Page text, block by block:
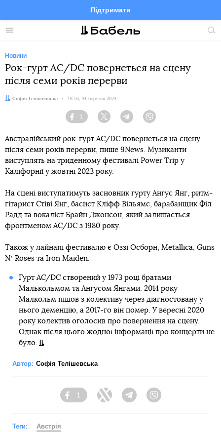
Меню
Підтримати
FacebookTelegramTwitter
Новини
Рок-гурт AC/DC повернеться на сцену
після семи років перерви
Автор:
Софія Телішевська Дата:
18:56, 31 березня 2023
Facebook
1
Twitter TelegramViber
Австралійський рок-гурт AC/DC повернеться на сцену
після семи років перерви, пише 9News. Музиканти
виступлять на триденному фестивалі Power Trip у
Каліфорнії у жовтні 2023 року.
На сцені виступатимуть засновник гурту Ангус Янг, ритм-
гітарист Стіві Янг, басист Кліфф Вільямс, барабанщик Філ
Радд та вокаліст Брайн Джонсон, який залишається
фронтменом AC/DC з 1980 року.
Також у лайнапі фестивалю є Оззі Осборн, Metallica, Guns
Nʼ Roses та Iron Maiden.
Гурт AC/DC створений у 1973 році братами
Малькольмом та Ангусом Янгами. 2014 року
Малкольм пішов з колективу через діагностовану у
нього деменцію, а 2017-го він помер. У вересні 2020
року колектив оголосив про повернення на сцену.
Однак після цього жодної інформації про концерти не
було.
Автор: Софія Телішевська
Facebook
1
Twitter TelegramViber
Теги: Австрія